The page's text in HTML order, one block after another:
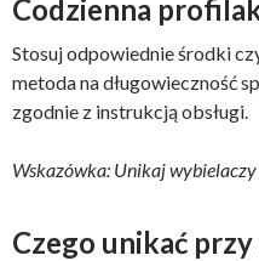
Codzienna
Stosuj odpowiednie środki
metoda na długowieczność
zgodnie z instrukcją obsługi.
Wskazówka: Unikaj
Czego unikać